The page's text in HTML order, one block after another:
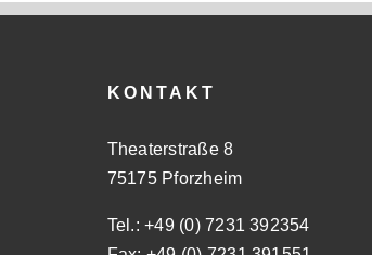
KONTAKT
Theaterstraße 8
75175 Pforzheim
Tel.: +49 (0) 7231 392354